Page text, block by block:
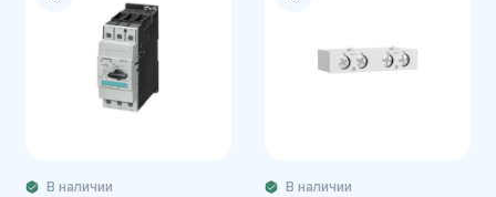
В наличии В наличии